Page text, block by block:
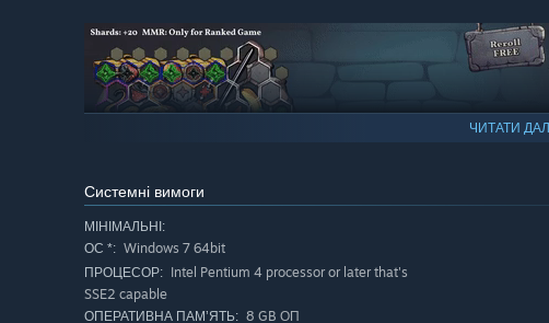
ЧИТАТИ ДАЛІ
Системні вимоги
МІНІМАЛЬНІ:
ОС *: Windows 7 64bit
ПРОЦЕСОР: Intel Pentium 4 processor or later that's
SSE2 capable
ОПЕРАТИВНА ПАМ’ЯТЬ: 8 GB ОП